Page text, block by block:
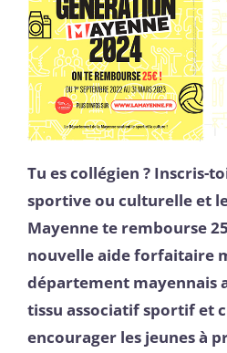
Tu es collégien ? Inscris-
sportive ou culturelle et
Mayenne te rembourse
nouvelle aide forfaitaire
département mayennais
tissu associatif sportif et
encourager les jeunes à